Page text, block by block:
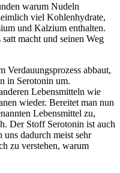
warum Nudeln
viel Kohlenhydrate,
und Kalzium enthalten.
macht und seinen Weg
abbaut,
in Serotonin um.
Lebensmitteln wie
wieder. Bereitet man nun
Lebensmittel zu,
Der Stoff Serotonin ist auch
dadurch meist sehr
zu verstehen, warum